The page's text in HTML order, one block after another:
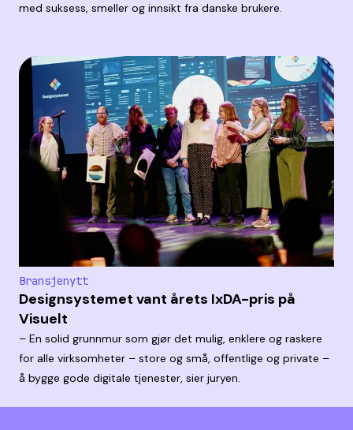
med suksess, smeller og innsikt fra danske brukere.
Bransjenytt
Designsystemet vant årets IxDA-pris på
Visuelt
– En solid grunnmur som gjør det mulig, enklere og raskere
for alle virksomheter – store og små, offentlige og private –
å bygge gode digitale tjenester, sier juryen.